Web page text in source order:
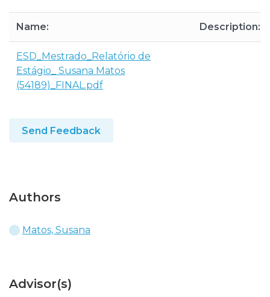
Name: Description:
ESD_Mestrado_Relatório de
Estágio_ Susana Matos
(54189)_FINAL.pdf
Send Feedback
Authors
Matos, Susana
Advisor(s)